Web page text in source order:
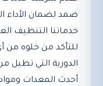
ضمد لضمان الأداء
خدماتنا التنظيف
للتأكد من خلوه من
الدورية التي تطيل
أحدث المعدات